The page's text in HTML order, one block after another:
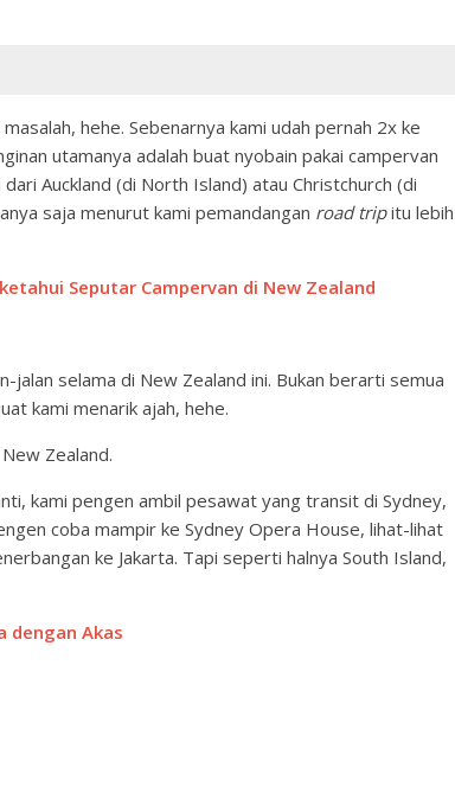
hehe. Sebenarnya kami udah pernah 2x ke
utamanya adalah buat nyobain pakai campervan
Auckland (di North Island) atau Christchurch (di
saja menurut kami pemandangan road tripitu lebih
Seputar Campervan di New Zealand
jalan selama di New Zealand ini. Bukan berarti semua
kami menarik ajah, hehe.
Zealand.
kami pengen ambil pesawat yang transit di Sydney,
coba mampir ke Sydney Opera House, lihat-lihat
ke Jakarta. Tapi seperti halnya South Island,
dengan Akas